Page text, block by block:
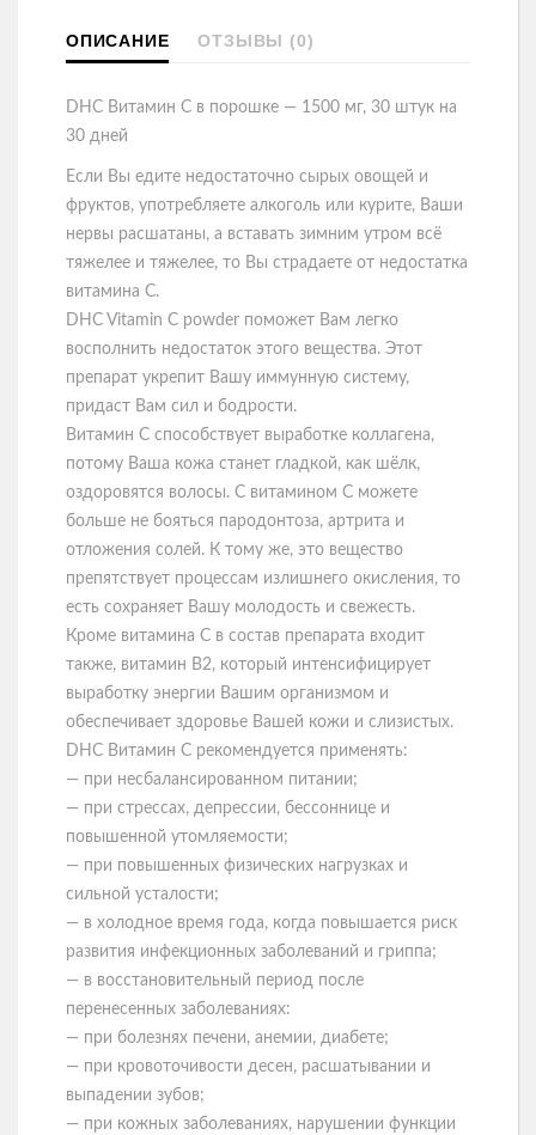
ОПИСАНИЕ ОТЗЫВЫ (0)
DHC Витамин С в порошке — 1500 мг, 30 штук на
30 дней
Если Вы едите недостаточно сырых овощей и
фруктов, употребляете алкоголь или курите, Ваши
нервы расшатаны, а вставать зимним утром всё
тяжелее и тяжелее, то Вы страдаете от недостатка
витамина С.
DHC Vitamin C powder поможет Вам легко
восполнить недостаток этого вещества. Этот
препарат укрепит Вашу иммунную систему,
придаст Вам сил и бодрости.
Витамин С способствует выработке коллагена,
потому Ваша кожа станет гладкой, как шёлк,
оздоровятся волосы. С витамином С можете
больше не бояться пародонтоза, артрита и
отложения солей. К тому же, это вещество
препятствует процессам излишнего окисления, то
есть сохраняет Вашу молодость и свежесть.
Кроме витамина С в состав препарата входит
также, витамин В2, который интенсифицирует
выработку энергии Вашим организмом и
обеспечивает здоровье Вашей кожи и слизистых.
DHC Витамин C рекомендуется применять:
— при несбалансированном питании;
— при стрессах, депрессии, бессоннице и
повышенной утомляемости;
— при повышенных физических нагрузках и
сильной усталости;
— в холодное время года, когда повышается риск
развития инфекционных заболеваний и гриппа;
— в восстановительный период после
перенесенных заболеваниях:
— при болезнях печени, анемии, диабете;
— при кровоточивости десен, расшатывании и
выпадении зубов;
— при кожных заболеваниях, нарушении функции